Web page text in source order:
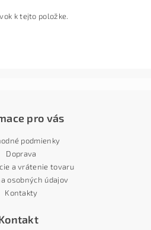
k tejto položke.
pro vás
podmienky
Doprava
a vrátenie tovaru
osobných údajov
Kontakty